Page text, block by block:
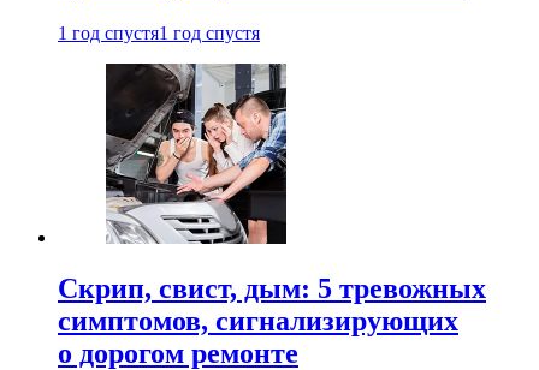
1 год спустя1 год спустя
Скрип, свист, дым: 5 тревожных
симптомов, сигнализирующих
о дорогом ремонте